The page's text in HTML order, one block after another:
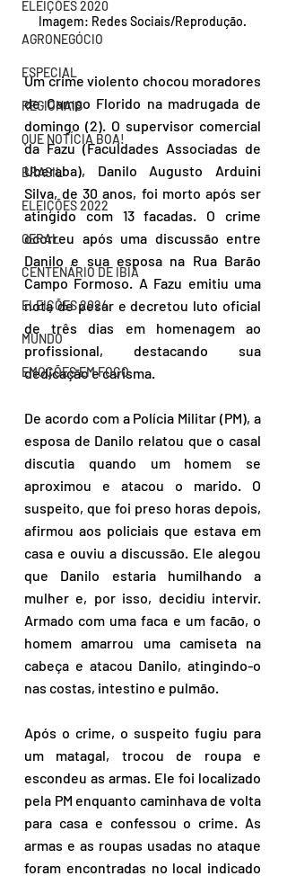
ELEIÇÕES 2020
AGRONEGÓCIO
ESPECIAL
REGIONAIS
QUE NOTÍCIA BOA!
BRASIL
ELEIÇÕES 2022
GERAL
CENTENÁRIO DE IBIÁ
ELEIÇÕES 2024
MUNDO
EMOÇÕES EM FOCO
Imagem: Redes Sociais/Reprodução.
Um crime violento chocou moradores
de Campo Florido na madrugada de
domingo (2). O supervisor comercial
da Fazu (Faculdades Associadas de
Uberaba), Danilo Augusto Arduini
Silva, de 30 anos, foi morto após ser
atingido com 13 facadas. O crime
ocorreu após uma discussão entre
Danilo e sua esposa na Rua Barão
Campo Formoso. A Fazu emitiu uma
nota de pesar e decretou luto oficial
de três dias em homenagem ao
profissional, destacando sua
dedicação e carisma.
De acordo com a Polícia Militar (PM), a
esposa de Danilo relatou que o casal
discutia quando um homem se
aproximou e atacou o marido. O
suspeito, que foi preso horas depois,
afirmou aos policiais que estava em
casa e ouviu a discussão. Ele alegou
que Danilo estaria humilhando a
mulher e, por isso, decidiu intervir.
Armado com uma faca e um facão, o
homem amarrou uma camiseta na
cabeça e atacou Danilo, atingindo-o
nas costas, intestino e pulmão.
Após o crime, o suspeito fugiu para
um matagal, trocou de roupa e
escondeu as armas. Ele foi localizado
pela PM enquanto caminhava de volta
para casa e confessou o crime. As
armas e as roupas usadas no ataque
foram encontradas no local indicado